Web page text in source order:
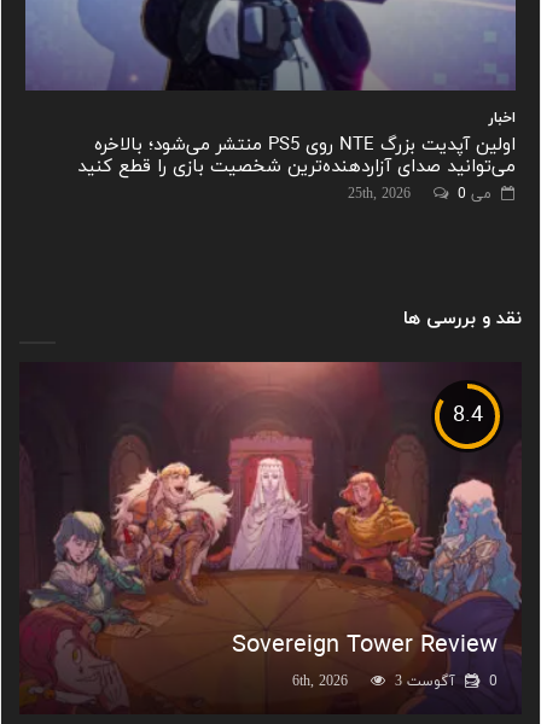
اخبار
اولین آپدیت بزرگ NTE روی PS5 منتشر می‌شود؛ بالاخره
می‌توانید صدای آزاردهنده‌ترین شخصیت بازی را قطع کنید
می 25th, 2026 0
نقد و بررسی ها
8.4
Sovereign Tower Review
آگوست 6th, 2026 3 0